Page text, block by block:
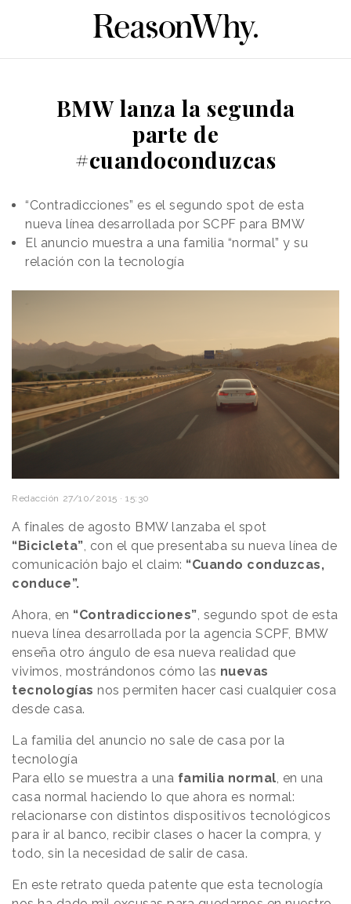
BMW lanza la segunda
parte de
#cuandoconduzcas
“Contradicciones” es el segundo spot de esta
nueva línea desarrollada por SCPF para BMW
El anuncio muestra a una familia “normal” y su
relación con la tecnología
Redacción 27/10/2015 · 15:30
A finales de agosto BMW lanzaba el spot
“Bicicleta”, con el que presentaba su nueva línea de
comunicación bajo el claim: “Cuando conduzcas,
conduce”.
Ahora, en “Contradicciones”, segundo spot de esta
nueva línea desarrollada por la agencia SCPF, BMW
enseña otro ángulo de esa nueva realidad que
vivimos, mostrándonos cómo las nuevas
tecnologías nos permiten hacer casi cualquier cosa
desde casa.
La familia del anuncio no sale de casa por la
tecnología
Para ello se muestra a una familia normal, en una
casa normal haciendo lo que ahora es normal:
relacionarse con distintos dispositivos tecnológicos
para ir al banco, recibir clases o hacer la compra, y
todo, sin la necesidad de salir de casa.
En este retrato queda patente que esta tecnología